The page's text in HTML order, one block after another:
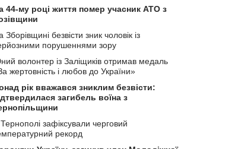
44-му році життя помер учасник АТО з
Зборівщині безвісти зник чоловік із
порушеннями зору
волонтер із Заліщиків отримав медаль
жертовність і любов до України»
рік вважався зниклим безвісти:
загибель воїна з
зафіксували черговий
рекорд